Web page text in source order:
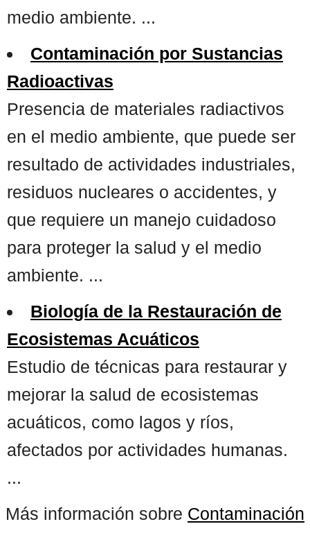
medio ambiente. ...
Contaminación por Sustancias
Radioactivas
Presencia de materiales radiactivos
en el medio ambiente, que puede ser
resultado de actividades industriales,
residuos nucleares o accidentes, y
que requiere un manejo cuidadoso
para proteger la salud y el medio
ambiente. ...
Biología de la Restauración de
Ecosistemas Acuáticos
Estudio de técnicas para restaurar y
mejorar la salud de ecosistemas
acuáticos, como lagos y ríos,
afectados por actividades humanas.
...
Más información sobre Contaminación